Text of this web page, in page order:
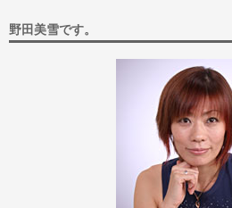
ゲ
ー
野田美雪です。